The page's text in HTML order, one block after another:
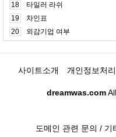
18
타일러 라쉬
19
차인표
20
외감기업 여부
사이트소개 개인정보처
dreamwas.com
도메인 관련 문의 / 기